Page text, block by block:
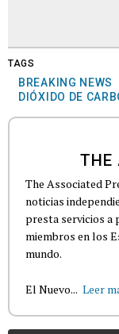
TAGS
BREAKING NEWS
DIÓXIDO DE
THE
The Associated
noticias
presta servicios a
miembros en los
mundo.
El Nuevo... Leer